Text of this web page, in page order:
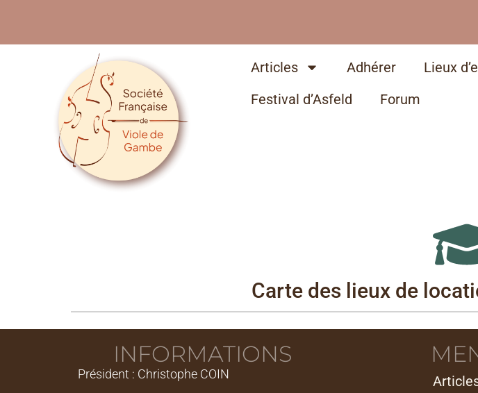
Articles Adhérer Lieux
Festival d’Asfeld
Forum
Carte des lieux de
INFORMATIONS
Président : Christophe COIN